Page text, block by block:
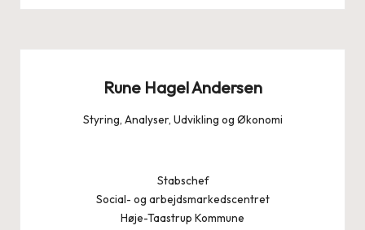
Rune Hagel Andersen
Styring, Analyser, Udvikling og Økonomi
Stabschef
Social- og arbejdsmarkedscentret
Høje-Taastrup Kommune